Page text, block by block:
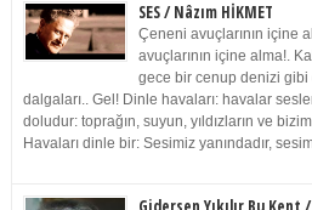
SES / Nâzım HİKMET
Çeneni avuçlarının içine
avuçlarının içine alma!.
gece bir cenup denizi gibi
dalgaları.. Gel! Dinle havaları: havalar
doludur: toprağın, suyun, yıldızların ve
Havaları dinle bir: Sesimiz yanındadır,